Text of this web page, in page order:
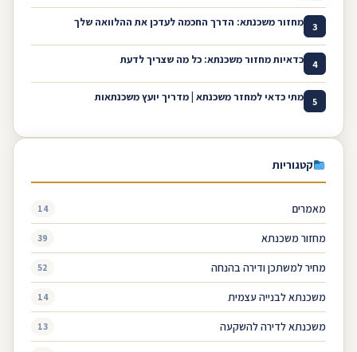
3 מחזור משכנתא: הדרך החכמה לעדכן את ההלוואה שלך
4 כדאיות מחזור משכנתא: כל מה שצריך לדעת
5 מתי כדאי למחזר משכנתא | מדריך יועץ משכנתאות
קטגוריות
מאמרים 14
מחזור משכנתא 39
מחיר למשתכן ודירה בהנחה 52
משכנתא לבנייה עצמית 14
משכנתא לדירה להשקעה 13